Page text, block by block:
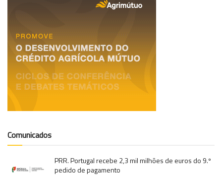
Comunicados
PRR. Portugal recebe 2,3 mil milhões de euros do 9.º
pedido de pagamento